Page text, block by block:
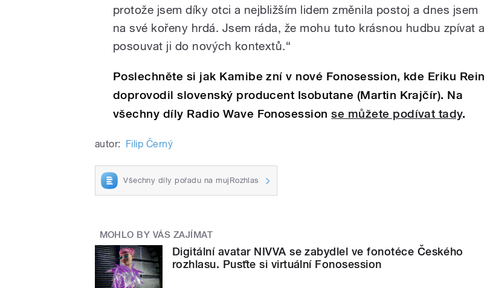
protože jsem díky otci a nejbližším lidem změnila postoj a dnes jsem
na své kořeny hrdá. Jsem ráda, že mohu tuto krásnou hudbu zpívat a
posouvat ji do nových kontextů.“
Poslechněte si jak Kamibe zní v nové Fonosession, kde Eriku Rein
doprovodil slovenský producent Isobutane (Martin Krajčír). Na
všechny díly Radio Wave Fonosessionse můžete podívat tady.
autor: Filip Černý
Všechny díly pořadu na mujRozhlas
MOHLO BY VÁS ZAJÍMAT
Digitální avatar NIVVA se zabydlel ve fonotéce Českého
rozhlasu. Pusťte si virtuální Fonosession